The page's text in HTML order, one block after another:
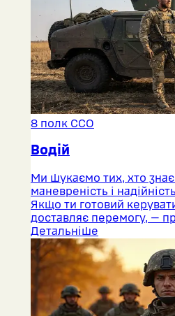
8 полк ССО
Водій
Ми шукаємо тих, хто
маневреність і
Якщо ти готовий
доставляє перемогу, —
Детальніше